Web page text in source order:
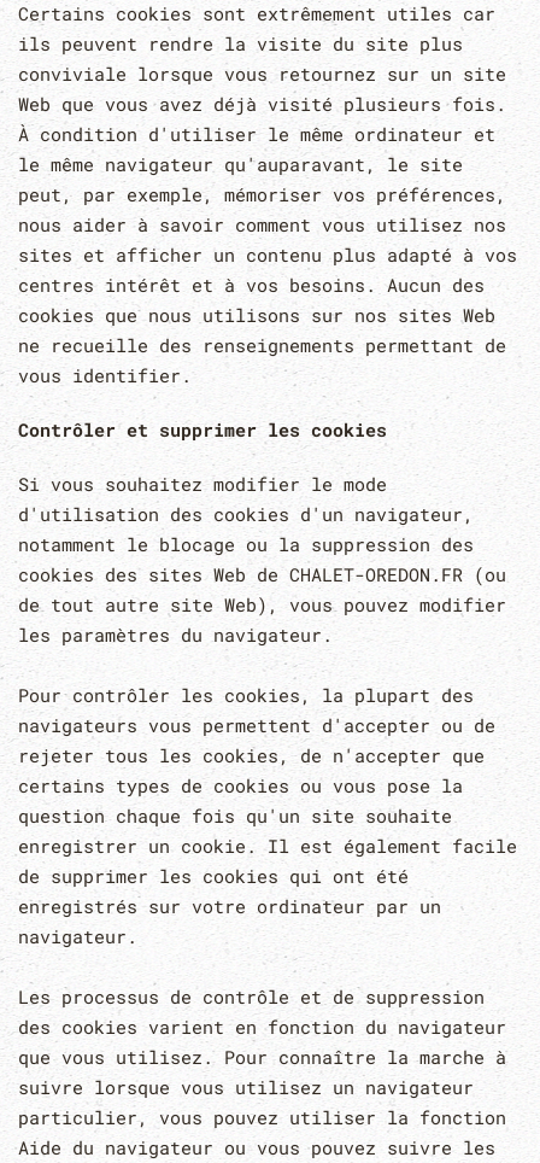
Certains cookies sont extrêmement utiles car
ils peuvent rendre la visite du site plus
conviviale lorsque vous retournez sur un site
Web que vous avez déjà visité plusieurs fois.
À condition d'utiliser le même ordinateur et
le même navigateur qu'auparavant, le site
peut, par exemple, mémoriser vos préférences,
nous aider à savoir comment vous utilisez nos
sites et afficher un contenu plus adapté à vos
centres intérêt et à vos besoins. Aucun des
cookies que nous utilisons sur nos sites Web
ne recueille des renseignements permettant de
vous identifier.
Contrôler et supprimer les cookies
Si vous souhaitez modifier le mode
d'utilisation des cookies d'un navigateur,
notamment le blocage ou la suppression des
cookies des sites Web de CHALET-OREDON.FR (ou
de tout autre site Web), vous pouvez modifier
les paramètres du navigateur.
Pour contrôler les cookies, la plupart des
navigateurs vous permettent d'accepter ou de
rejeter tous les cookies, de n'accepter que
certains types de cookies ou vous pose la
question chaque fois qu'un site souhaite
enregistrer un cookie. Il est également facile
de supprimer les cookies qui ont été
enregistrés sur votre ordinateur par un
navigateur.
Les processus de contrôle et de suppression
des cookies varient en fonction du navigateur
que vous utilisez. Pour connaître la marche à
suivre lorsque vous utilisez un navigateur
particulier, vous pouvez utiliser la fonction
Aide du navigateur ou vous pouvez suivre les